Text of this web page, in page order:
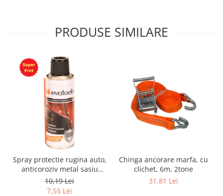
PRODUSE SIMILARE
Spray protectie rugina auto,
anticoroziv metal sasiu
praguri usi aerosol, 200 ml
10,19 Lei
7,55 Lei
Chinga ancorare marfa, cu
clichet, 6m, 2tone
31,81 Lei